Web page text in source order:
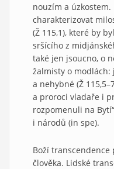
nouzím a
charakterizovat
(Ž 115,1), které by
sršícího z
také jen jsoucno, o
žalmisty o modlách:
a nehybné (Ž
a proroci vladaře i
rozpomenuli na
i národů (in spe).
Boží
člověka. Lidské